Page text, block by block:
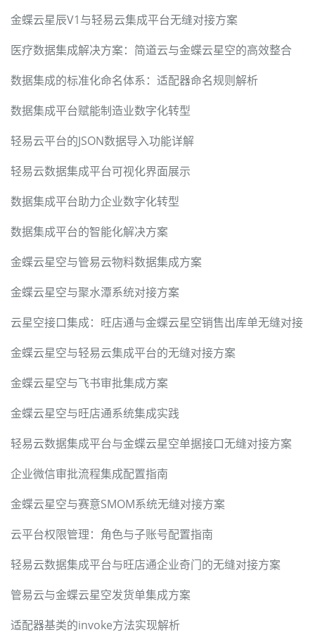
金蝶云星辰V1与轻易云集成平台无缝对接方案
医疗数据集成解决方案：简道云与金蝶云星空的高效整合
数据集成的标准化命名体系：适配器命名规则解析
数据集成平台赋能制造业数字化转型
轻易云平台的JSON数据导入功能详解
轻易云数据集成平台可视化界面展示
数据集成平台助力企业数字化转型
数据集成平台的智能化解决方案
金蝶云星空与管易云物料数据集成方案
金蝶云星空与聚水潭系统对接方案
云星空接口集成：旺店通与金蝶云星空销售出库单无缝对接
金蝶云星空与轻易云集成平台的无缝对接方案
金蝶云星空与飞书审批集成方案
金蝶云星空与旺店通系统集成实践
轻易云数据集成平台与金蝶云星空单据接口无缝对接方案
企业微信审批流程集成配置指南
金蝶云星空与赛意SMOM系统无缝对接方案
云平台权限管理：角色与子账号配置指南
轻易云数据集成平台与旺店通企业奇门的无缝对接方案
管易云与金蝶云星空发货单集成方案
适配器基类的invoke方法实现解析